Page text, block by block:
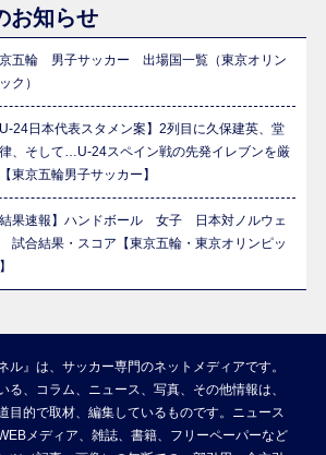
お知らせ
五輪 男子サッカー 出場国一覧（東京オリン
ク）
U-24日本代表スタメン案】2列目に久保建英、堂
、そして…U-24スペイン戦の先発イレブンを厳
東京五輪男子サッカー】
結果速報】ハンドボール 女子 日本対ノルウェ
試合結果・スコア【東京五輪・東京オリンピッ
ル』は、サッカー専門のネットメディアです。
る、コラム、ニュース、写真、その他情報は、
目的で取材、編集しているものです。ニュース
メディア、雑誌、書籍、フリーペーパーなど